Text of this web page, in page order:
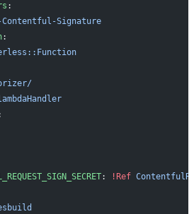
:
Contentful-Signature
:
: !Ref